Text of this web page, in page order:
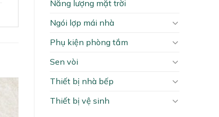
Năng lượng mặt trời
Ngói lợp mái nhà
Phụ kiện phòng tắm
Sen vòi
Thiết bị nhà bếp
Thiết bị vệ sinh